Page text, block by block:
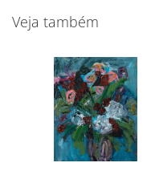
Veja também